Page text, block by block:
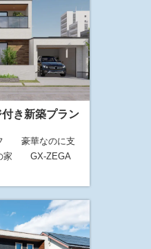
き新築プラン
豪華なのに支
の家 GX-ZEGA